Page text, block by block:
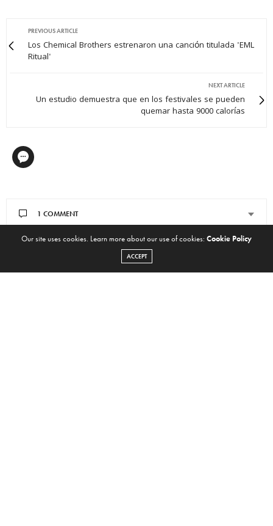
PREVIOUS ARTICLE
Los Chemical Brothers estrenaron una canción titulada 'EML
Ritual'
NEXT ARTICLE
Un estudio demuestra que en los festivales se pueden
quemar hasta 9000 calorías
1 COMMENT
You May Also Like
Our site uses cookies. Learn more about our use of cookies: Cookie Policy
ACCEPT